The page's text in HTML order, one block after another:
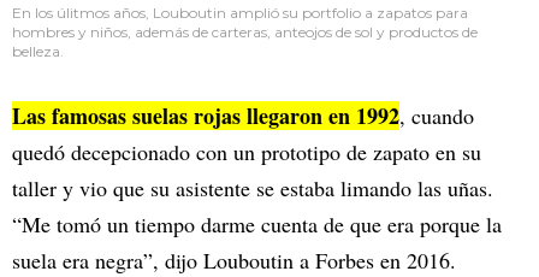
En los úlitmos años, Louboutin amplió su portfolio a zapatos para
hombres y niños, además de carteras, anteojos de sol y productos de
belleza.
Las famosas suelas rojas llegaron en 1992, cuando
quedó decepcionado con un prototipo de zapato en su
taller y vio que su asistente se estaba limando las uñas.
“Me tomó un tiempo darme cuenta de que era porque la
suela era negra”, dijo Louboutin a Forbes en 2016.